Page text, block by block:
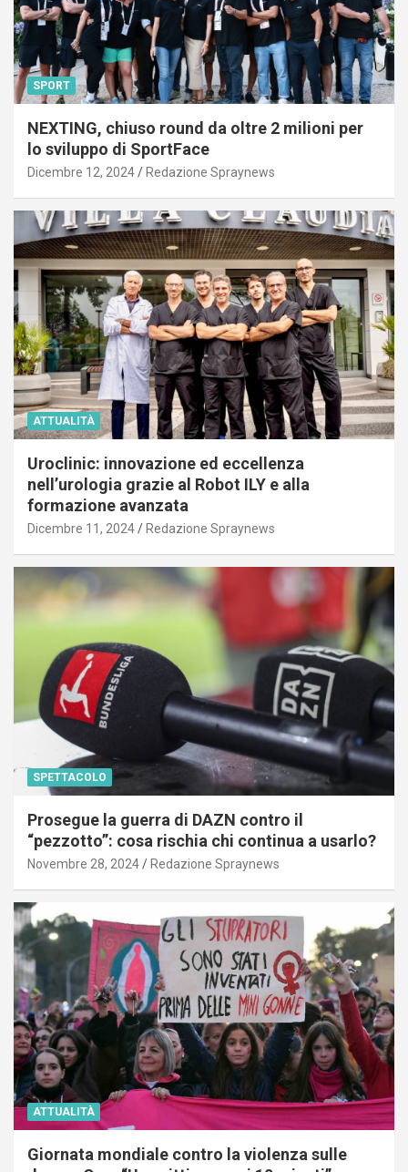
SPORT
NEXTING, chiuso round da oltre 2 milioni per
lo sviluppo di SportFace
Dicembre 12, 2024 Redazione Spraynews
ATTUALITÀ
Uroclinic: innovazione ed eccellenza
nell’urologia grazie al Robot ILY e alla
formazione avanzata
Dicembre 11, 2024 Redazione Spraynews
SPETTACOLO
Prosegue la guerra di DAZN contro il
“pezzotto”: cosa rischia chi continua a usarlo?
Novembre 28, 2024 Redazione Spraynews
ATTUALITÀ
Giornata mondiale contro la violenza sulle